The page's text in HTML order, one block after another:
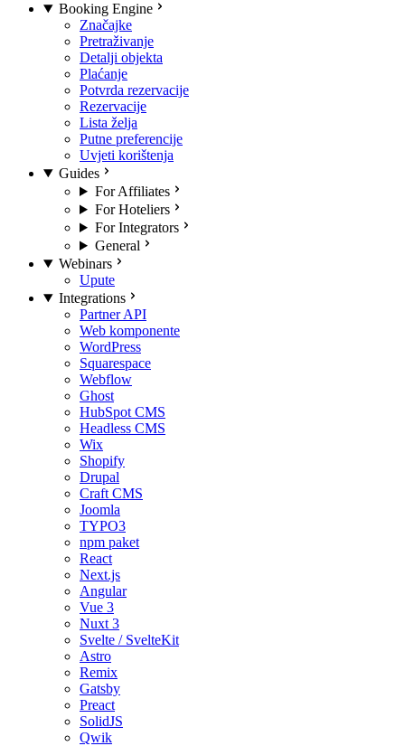
Booking Engine
Značajke
Pretraživanje
Detalji objekta
Plaćanje
Potvrda rezervacije
Rezervacije
Lista želja
Putne preferencije
Uvjeti korištenja
Guides
For Affiliates
For Hoteliers
For Integrators
General
Webinars
Upute
Integrations
Partner API
Web komponente
WordPress
Squarespace
Webflow
Ghost
HubSpot CMS
Headless CMS
Wix
Shopify
Drupal
Craft CMS
Joomla
TYPO3
npm paket
React
Next.js
Angular
Vue 3
Nuxt 3
Svelte / SvelteKit
Astro
Remix
Gatsby
Preact
SolidJS
Qwik